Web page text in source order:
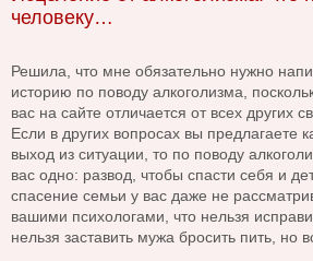
человеку…
Решила, что мне обязательно нужно
историю по поводу алкоголизма,
вас на сайте отличается от всех других
Если в других вопросах вы предлагаете
выход из ситуации, то по поводу
вас одно: развод, чтобы спасти себя и
спасение семьи у вас даже не
вашими психологами, что нельзя
нельзя заставить мужа бросить пить, но